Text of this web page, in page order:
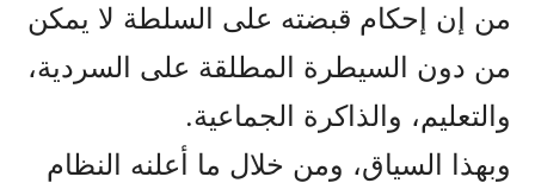
من إن إحکام قبضته على السلطة لا يمکن
من دون السيطرة المطلقة على السردية،
والتعليم، والذاكرة الجماعية.
وبهذا السياق، ومن خلال ما أعلنه النظام